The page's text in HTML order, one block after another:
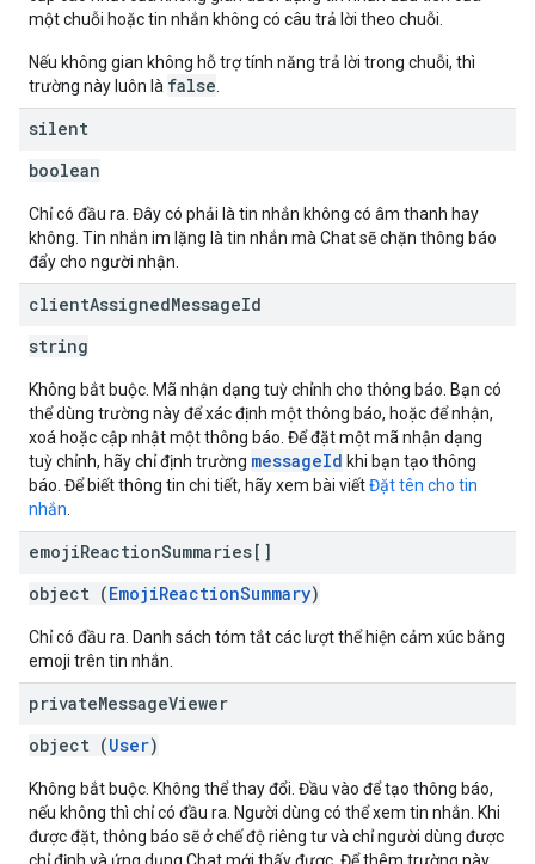
một chuỗi hoặc tin nhắn không có câu trả lời theo chuỗi.
Nếu không gian không hỗ trợ tính năng trả lời trong chuỗi, thì
trường này luôn là false
silent
boolean
Chỉ có đầu ra. Đây có phải là tin nhắn không có âm thanh hay
không. Tin nhắn im lặng là tin nhắn mà Chat sẽ chặn thông báo
đẩy cho người nhận.
clientAssignedMessageId
string
Không bắt buộc. Mã nhận dạng tuỳ chỉnh cho thông báo. Bạn có
thể dùng trường này để xác định một thông báo, hoặc để nhận,
xoá hoặc cập nhật một thông báo. Để đặt một mã nhận dạng
tuỳ chỉnh, hãy chỉ định trường messageId khi bạn tạo thông
báo. Để biết thông tin chi tiết, hãy xem bài viếtĐặt tên cho tin
nhắn
emojiReactionSummaries[]
object (EmojiReactionSummary)
Chỉ có đầu ra. Danh sách tóm tắt các lượt thể hiện cảm xúc bằng
emoji trên tin nhắn.
privateMessageViewer
object (User)
Không bắt buộc. Không thể thay đổi. Đầu vào để tạo thông báo,
nếu không thì chỉ có đầu ra. Người dùng có thể xem tin nhắn. Khi
được đặt, thông báo sẽ ở chế độ riêng tư và chỉ người dùng được